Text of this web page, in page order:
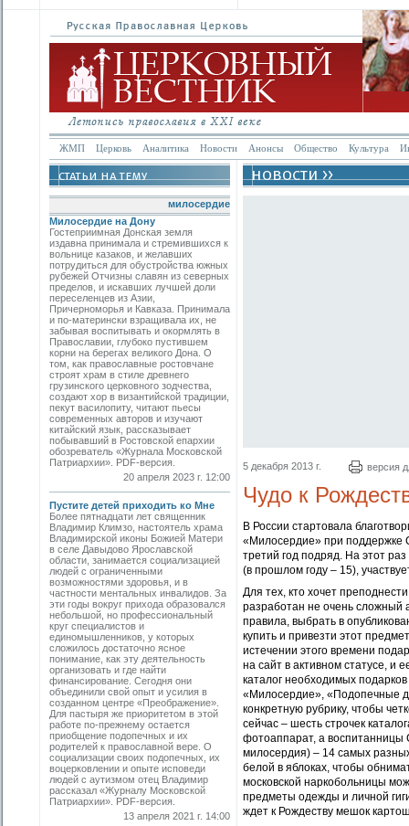
ЖМП Церковь Аналитика Новости Анонсы Общество Культура
милосердие
Милосердие на Дону
Гостеприимная Донская земля
издавна принимала и стремившихся к
вольнице казаков, и желавших
потрудиться для обустройства южных
рубежей Отчизны славян из северных
пределов, и искавших лучшей доли
переселенцев из Азии,
Причерноморья и Кавказа. Принимала
и по-матерински взращивала их, не
забывая воспитывать и окормлять в
Православии, глубоко пустившем
корни на берегах великого Дона. О
том, как православные ростовчане
строят храм в стиле древнего
грузинского церковного зодчества,
создают хор в византийской традиции,
пекут василопиту, читают пьесы
современных авторов и изучают
китайский язык, рассказывает
побывавший в Ростовской епархии
обозреватель «Журнала Московской
Патриархии». PDF-версия.
20 апреля 2023 г. 12:00
Пустите детей приходить ко Мне
Более пятнадцати лет священник
Владимир Климзо, настоятель храма
Владимирской иконы Божией Матери
в селе Давыдово Ярославской
области, занимается социализацией
людей с ограниченными
возможностями здоровья, и в
частности ментальных инвалидов. За
эти годы вокруг прихода образовался
небольшой, но профессиональный
круг специалистов и
единомышленников, у которых
сложилось достаточно ясное
понимание, как эту деятельность
организовать и где найти
финансирование. Сегодня они
объединили свой опыт и усилия в
созданном центре «Преображение».
Для пастыря же приоритетом в этой
работе по-прежнему остается
приобщение подопечных и их
родителей к православной вере. О
социализации своих подопечных, их
воцерковлении и опыте исповеди
людей с аутизмом отец Владимир
рассказал «Журналу Московской
Патриархии». PDF-версия.
13 апреля 2021 г. 14:00
5 декабря 2013 г. версия
Чудо к
В России стартовала
«Милосердие» при поддержке
третий год подряд. На этот
(в прошлом году – 15),
Для тех, кто хочет
разработан не очень сложный
правила, выбрать в
купить и привезти этот
истечении этого времени
на сайт в активном статусе, и
каталог необходимых
«Милосердие», «Подопечные
конкретную рубрику, чтобы
сейчас – шесть строчек
фотоаппарат, а воспитанницы
милосердия) – 14 самых
белой в яблоках, чтобы
московской наркобольницы
предметы одежды и личной
ждет к Рождеству мешок